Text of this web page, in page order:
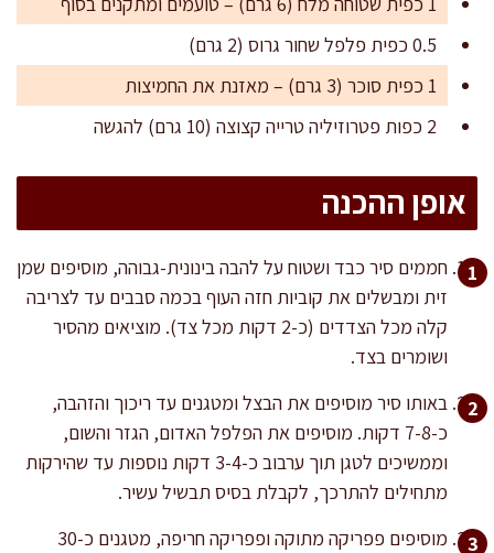
0.5 כפית פלפל שחור גרוס (2 גרם)
1 כפית סוכר (3 גרם) – מאזנת את החמיצות
2 כפות פטרוזיליה טרייה קצוצה (10 גרם) להגשה
אופן ההכנה
חממים סיר כבד ושטוח על להבה בינונית-גבוהה, מוסיפים שמן
זית ומבשלים את קוביות חזה העוף בכמה סבבים עד לצריבה
קלה מכל הצדדים (כ-2 דקות מכל צד). מוציאים מהסיר
ושומרים בצד.
באותו סיר מוסיפים את הבצל ומטגנים עד ריכוך והזהבה,
כ-7-8 דקות. מוסיפים את הפלפל האדום, הגזר והשום,
וממשיכים לטגן תוך ערבוב כ-3-4 דקות נוספות עד שהירקות
מתחילים להתרכך, לקבלת בסיס תבשיל עשיר.
מוסיפים פפריקה מתוקה ופפריקה חריפה, מטגנים כ-30